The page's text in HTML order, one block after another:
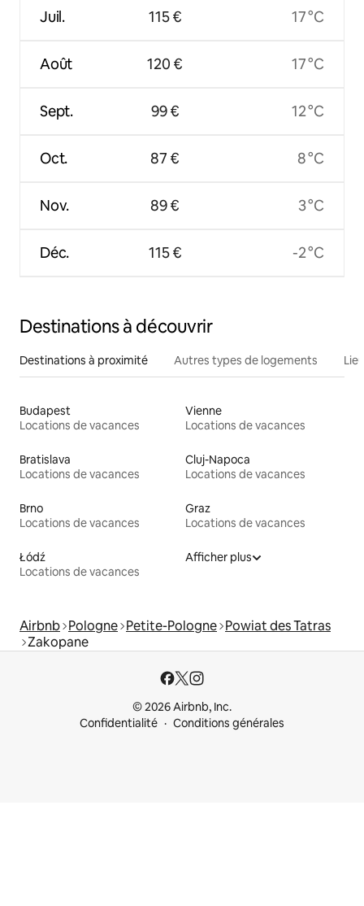
Juil.
Août
Sept.
Oct.
Nov.
Déc.
115 €
120 €
99 €
87 €
89 €
115 €
17 °C
17 °C
12 °C
8 °C
3 °C
-2 °C
Destinations à découvrir
Destinations à proximité Autres types de logements
Budapest
Locations de vacances
Vienne
Locations de vacances
Bratislava
Locations de vacances
Cluj-Napoca
Locations de vacances
Brno
Locations de vacances
Graz
Locations de vacances
Łódź
Locations de vacances
Afficher plus
Airbnb Pologne Petite-Pologne Powiat des Tatras
Zakopane
© 2026 Airbnb, Inc.
Confidentialité
Conditions générales